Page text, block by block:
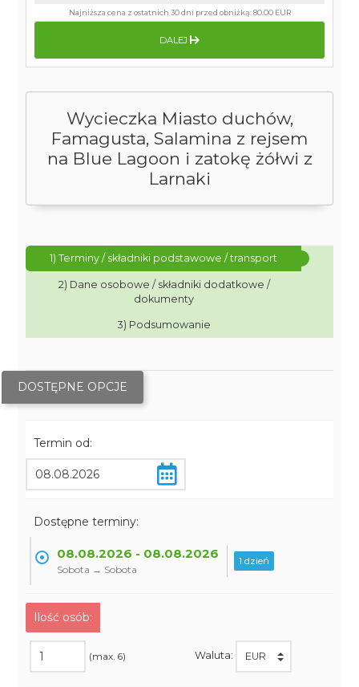
Wycieczka Miasto duchów,
Famagusta, Salamina z rejsem
na Blue Lagoon i zatokę żółwi z
Larnaki
1) Terminy / składniki podstawowe / transport
2) Dane osobowe / składniki dodatkowe /
dokumenty
3) Podsumowanie
DOSTĘPNE OPCJE
Termin od:
Dostępne terminy:
08.08.2026 - 08.08.2026
Sobota → Sobota
1 dzień
Ilość osób:
(max. 6) Waluta:
Najniższa cena z ostatnich 30 dni przed obniżką:80.00 EUR
DALEJ